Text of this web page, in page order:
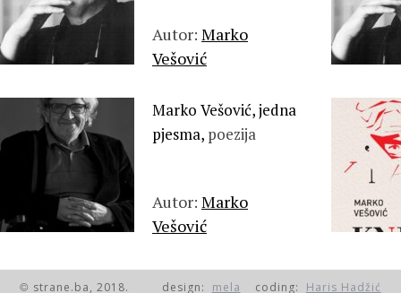
Autor: Marko
Vešović
Marko Vešović, jedna
pjesma, poezija
Autor: Marko
Vešović
© strane.ba, 2018. design: mela coding: Haris Hadžić